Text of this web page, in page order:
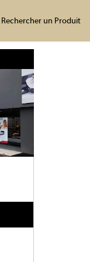
Rechercher un Produit